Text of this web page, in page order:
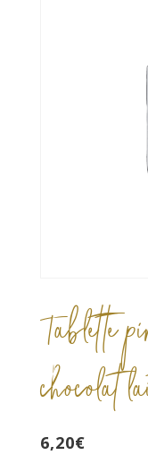
Tablette
chocolat
6,20€